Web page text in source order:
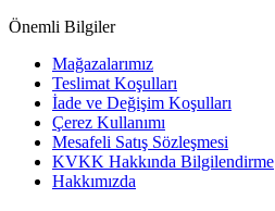
Önemli Bilgiler
Mağazalarımız
Teslimat Koşulları
İade ve Değişim Koşulları
Çerez Kullanımı
Mesafeli Satış Sözleşmesi
KVKK Hakkında Bilgilendirme
Hakkımızda